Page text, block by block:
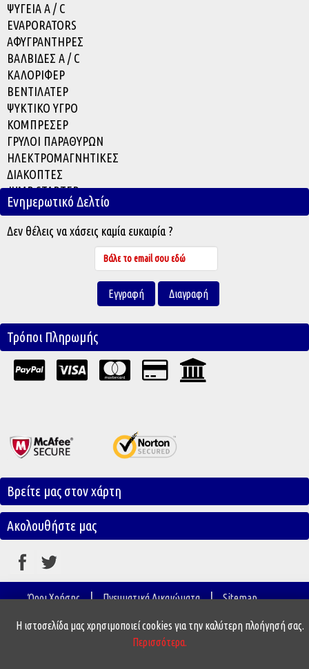
ΨΥΓΕΙΑ A / C
EVAPORATORS
ΑΦΥΓΡΑΝΤΗΡΕΣ
ΒΑΛΒΙΔΕΣ A / C
ΚΑΛΟΡΙΦΕΡ
ΒΕΝΤΙΛΑΤΕΡ
ΨΥΚΤΙΚΟ ΥΓΡΟ
ΚΟΜΠΡΕΣΕΡ
ΓΡΥΛΟΙ ΠΑΡΑΘΥΡΩΝ
ΗΛΕΚΤΡΟΜΑΓΝΗΤΙΚΕΣ
ΔΙΑΚΟΠΤΕΣ
JUMP STARTER
ACCESSORIES
Ενημερωτικό Δελτίο
Δεν θέλεις να χάσεις καμία ευκαιρία ?
Τρόποι Πληρωμής
Βρείτε μας στον χάρτη
Ακολουθήστε μας
Όροι Χρήσης | Πνευματικά Δικαιώματα | Sitemap
κάθε νόμιμου δικαιώματος|Κατασκευή SEO Ιστοσελίδων
www.e-ania.gr
Η ιστοσελίδα μας χρησιμοποιεί cookies για την καλύτερη πλοήγησή σας.
Περισσότερα.